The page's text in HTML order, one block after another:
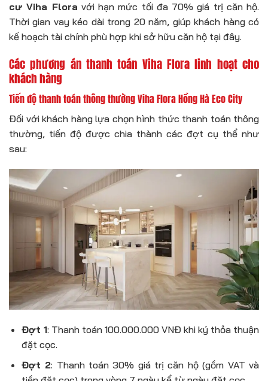
cư Viha Flora với hạn mức tối đa 70% giá trị căn hộ.
Thời gian vay kéo dài trong 20 năm, giúp khách hàng có
kế hoạch tài chính phù hợp khi sở hữu căn hộ tại đây.
Các phương án thanh toán Viha Flora linh hoạt cho
khách hàng
Tiến độ thanh toán thông thường Viha Flora Hồng Hà Eco City
Đối với khách hàng lựa chọn hình thức thanh toán thông
thường, tiến độ được chia thành các đợt cụ thể như
sau:
Đợt 1: Thanh toán 100.000.000 VNĐ khi ký thỏa thuận
đặt cọc.
Đợt 2: Thanh toán 30% giá trị căn hộ (gồm VAT và